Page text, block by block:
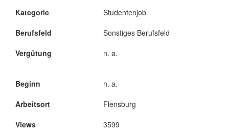
Kategorie
Berufsfeld
Vergütung
Studentenjob
Sonstiges Berufsfeld
n. a.
Beginn
Arbeitsort
Views
n. a.
Flensburg
3599